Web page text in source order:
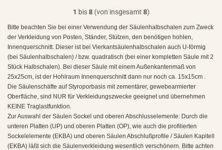
1 bis8(von insgesamt 8)
Bitte beachten Sie bei einer Verwendung der Säulenhalbschalen zum Zweck
der Verkleidung von Posten, Ständer, Stützen, den benötigen hohlen,
Innenquerschnitt. Dieser ist bei Vierkantsäulenhalbschalen auch U-förmig
(bei Säulenhalbschalen) / bzw. quadratisch (bei einer kompletten Säule mit 2
Stück Halbschalen). Bei dieser Säule mit einem Außenkantenmaß von
25x25cm, ist der Hohlraum Innenquerschnitt dann nur noch ca. 15x15cm .
Die Säulenschäfte auf Styroporbasis mit zementärer, gewebearmierter
Oberfläche, sind NUR für Verkleidungszwecke geeignet und übernehmen
KEINE Traglastfunktion.
Zur Auswahl der Säulen Sockel und oberen Abschlusselemente: Durch die
unteren Platten (UP) und oberen Platten (OP), wie auch die profilierten
Sockelelemente (EKBA) und oberen Säulen Abschlußprofile / Säulen Kapitell
(EKBA) läßt sich die Säulenverkleidung wesentlich verschönern. Bitte achten